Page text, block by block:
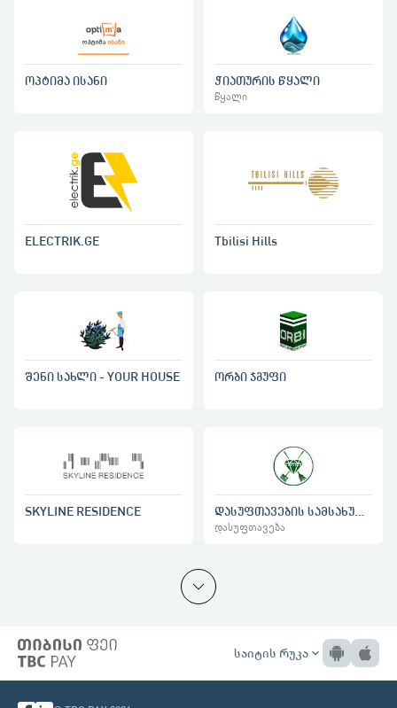
ოპტიმა ისანი ჭიათურის წყალი
წყალი
ELECTRIK.GE Tbilisi Hills
შენი სახლი - YOUR HOUSE ორბი ჯგუფი
SKYLINE RESIDENCE დასუფთავების სამსახური - ზურმუხტი
დასუფთავება
საიტის რუკა expand_more